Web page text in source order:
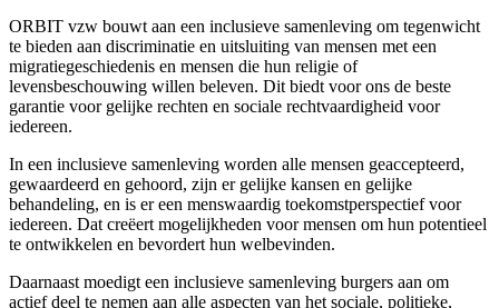
ORBIT vzw bouwt aan een inclusieve samenleving om tegenwicht
te bieden aan discriminatie en uitsluiting van mensen met een
migratiegeschiedenis en mensen die hun religie of
levensbeschouwing willen beleven. Dit biedt voor ons de beste
garantie voor gelijke rechten en sociale rechtvaardigheid voor
iedereen.
In een inclusieve samenleving worden alle mensen geaccepteerd,
gewaardeerd en gehoord, zijn er gelijke kansen en gelijke
behandeling, en is er een menswaardig toekomstperspectief voor
iedereen. Dat creëert mogelijkheden voor mensen om hun potentieel
te ontwikkelen en bevordert hun welbevinden.
Daarnaast moedigt een inclusieve samenleving burgers aan om
actief deel te nemen aan alle aspecten van het sociale, politieke,